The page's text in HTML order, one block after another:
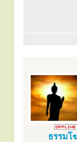
ธรรมโ